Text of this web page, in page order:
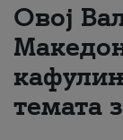
Овој
темата